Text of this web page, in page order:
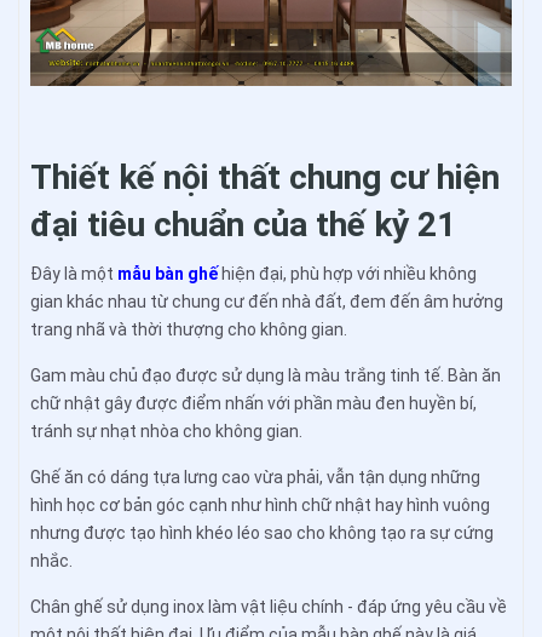
Thiết kế nội thất chung cư hiện
đại tiêu chuẩn của thế kỷ 21
Đây là một mẫu bàn ghế hiện đại, phù hợp với nhiều không
gian khác nhau từ chung cư đến nhà đất, đem đến âm hưởng
trang nhã và thời thượng cho không gian.
Gam màu chủ đạo được sử dụng là màu trắng tinh tế. Bàn ăn
chữ nhật gây được điểm nhấn với phần màu đen huyền bí,
tránh sự nhạt nhòa cho không gian.
Ghế ăn có dáng tựa lưng cao vừa phải, vẫn tận dụng những
hình học cơ bản góc cạnh như hình chữ nhật hay hình vuông
nhưng được tạo hình khéo léo sao cho không tạo ra sự cứng
nhắc.
Chân ghế sử dụng inox làm vật liệu chính - đáp ứng yêu cầu về